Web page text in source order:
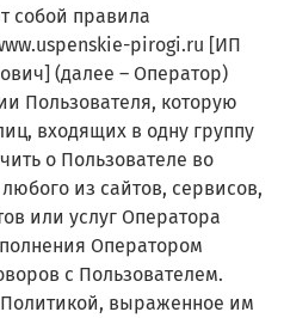
собой правила
pirogi.ru [ИП
(далее – Оператор)
Пользователя, которую
входящих в одну группу
о Пользователе во
из сайтов, сервисов,
или услуг Оператора
Оператором
с Пользователем.
Политикой, выраженное им